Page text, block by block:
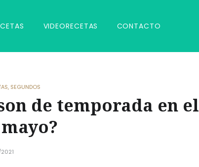
VIDEORECETAS CONTACTO
, SEGUNDOS
de temporada en el